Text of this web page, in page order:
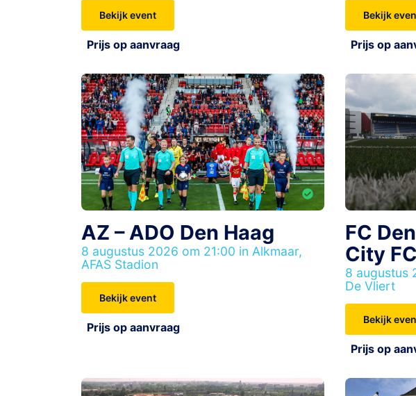
Bekijk event
Prijs op aanvraag
Bekijk
Prijs op
AZ – ADO Den Haag
8 augustus 2026 om 21:00 in Alkmaar,
AFAS Stadion
Bekijk event
Prijs op aanvraag
FC
City FC
8 augustus
De Vliert
Bekijk
Prijs op